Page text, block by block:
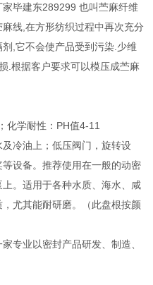
毕建东289299 也叫苎麻纤维
线,在方形纺织过程中再次充分
,它不会使产品受到污染.少维
.根据客户要求可以模压成苎麻
化学耐性：PH值4-11
冷油上；低压阀门，旋转设
设备。推荐使用在一般的动密
。适用于各种水质、海水、咸
尤其能耐研磨。（此盘根按颜
专业以密封产品研发、制造、